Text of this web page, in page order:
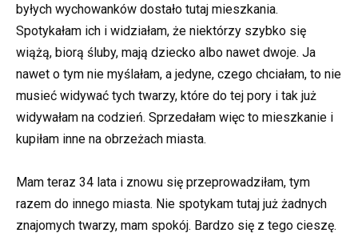
byłych wychowanków dostało tutaj mieszkania.
Spotykałam ich i widziałam, że niektórzy szybko się
wiążą, biorą śluby, mają dziecko albo nawet dwoje. Ja
nawet o tym nie myślałam, a jedyne, czego chciałam, to nie
musieć widywać tych twarzy, które do tej pory i tak już
widywałam na codzień. Sprzedałam więc to mieszkanie i
kupiłam inne na obrzeżach miasta.
Mam teraz 34 lata i znowu się przeprowadziłam, tym
razem do innego miasta. Nie spotykam tutaj już żadnych
znajomych twarzy, mam spokój. Bardzo się z tego cieszę.